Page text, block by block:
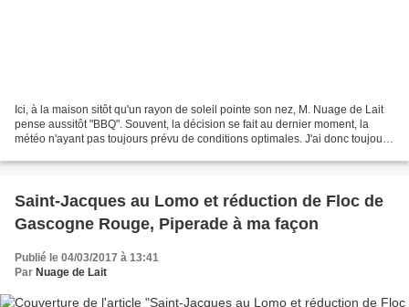
Ici, à la maison sitôt qu'un rayon de soleil pointe son nez, M. Nuage de Lait
pense aussitôt "BBQ". Souvent, la décision se fait au dernier moment, la
météo n'ayant pas toujours prévu de conditions optimales. J'ai donc toujours
Saint-Jacques au Lomo et réduction de Floc de
Gascogne Rouge, Piperade à ma façon
Publié le 04/03/2017 à 13:41
Par Nuage de Lait